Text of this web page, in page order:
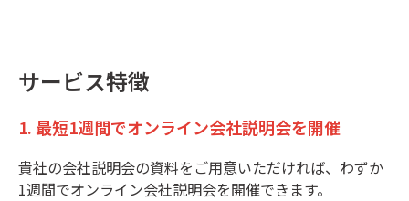
サービス特徴
1. 最短1週間でオンライン会社説明会を開催
貴社の会社説明会の資料をご用意いただければ、わずか
1週間でオンライン会社説明会を開催できます。